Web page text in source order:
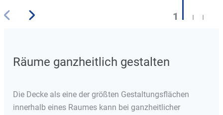
1
3
Räume ganzheitlich gestalten
Die Decke als eine der größten Gestaltungsflächen
innerhalb eines Raumes kann bei ganzheitlicher